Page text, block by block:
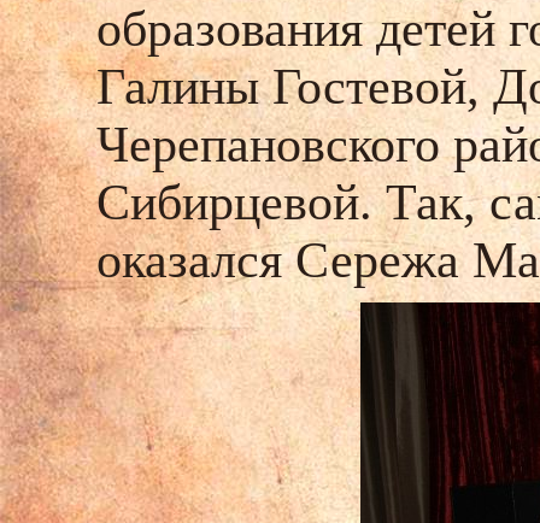
образования детей
Галины Гостевой,
Черепановского
Сибирцевой. Так,
оказался Сережа